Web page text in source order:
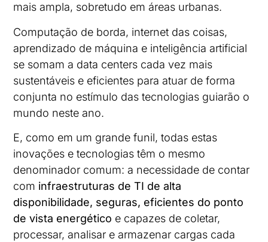
mais ampla, sobretudo em áreas urbanas.
Computação de borda, internet das coisas,
aprendizado de máquina e inteligência artificial
se somam a data centers cada vez mais
sustentáveis e eficientes para atuar de forma
conjunta no estímulo das tecnologias guiarão o
mundo neste ano.
E, como em um grande funil, todas estas
inovações e tecnologias têm o mesmo
denominador comum: a necessidade de contar
com infraestruturas de TI de alta
disponibilidade, seguras, eficientes do ponto
de vista energético e capazes de coletar,
processar, analisar e armazenar cargas cada